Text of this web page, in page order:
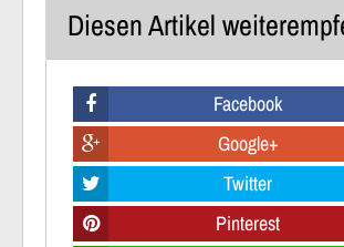
Diesen Artikel
Facebook
Google+
Twitter
Pinterest